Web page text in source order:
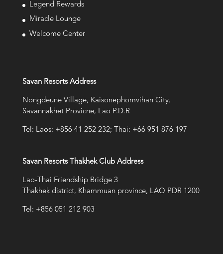
Legend Rewards
Miracle Lounge
Welcome Center
Savan Resorts Address
Nongdeune Village, Kaisonephomvihan City,
Savannakhet Provicne, Lao P.D.R
Tel: Laos: +856 41 252 232; Thai: +66 951 876 197
Savan Resorts Thakhek Club Address
Lao-Thai Friendship Bridge 3
Thakhek district, Khammuan province, LAO PDR 1200
Tel: +856 051 212 903